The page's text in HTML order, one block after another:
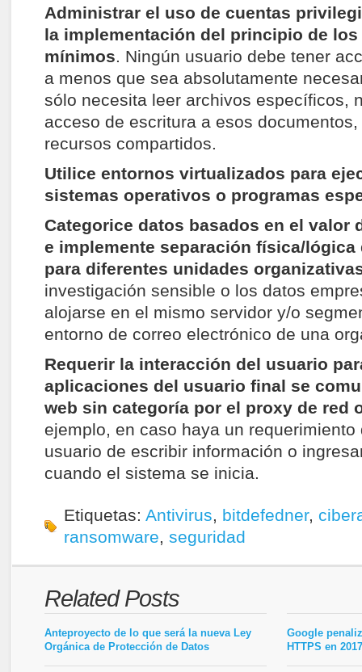
Administrar el uso de cuentas
la implementación del principio de
mínimos. Ningún usuario debe tener
a menos que sea absolutamente
sólo necesita leer archivos específicos,
acceso de escritura a esos
recursos compartidos.
Utilice entornos virtualizados para
sistemas operativos o programas
Categorice datos basados ​​en el valor
e implemente separación física/lógica
para diferentes unidades
investigación sensible o los datos
alojarse en el mismo servidor y/o
entorno de correo electrónico de una
Requerir la interacción del usuario
aplicaciones del usuario final se
web sin categoría por el proxy de red
ejemplo, en caso haya un requerimiento
usuario de escribir información o
cuando el sistema se inicia.
Etiquetas: Antivirus, bitdefedner,
ransomware, seguridad
Related Posts
Anteproyecto de lo que será la nueva Ley
Orgánica de Protección de Datos
Google
HTTPS en 2017